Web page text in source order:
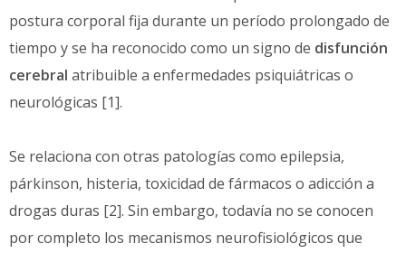
postura corporal fija durante un período prolongado de
tiempo y se ha reconocido como un signo de disfunción
cerebral atribuible a enfermedades psiquiátricas o
neurológicas [1].
Se relaciona con otras patologías como epilepsia,
párkinson, histeria, toxicidad de fármacos o adicción a
drogas duras [2]. Sin embargo, todavía no se conocen
por completo los mecanismos neurofisiológicos que